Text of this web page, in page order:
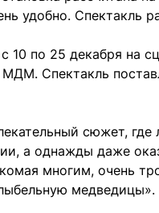
удобно. Спектакль
10 по 25 декабря на
Спектакль
сюжет,
а однажды даже
многим, очень
медведицы».